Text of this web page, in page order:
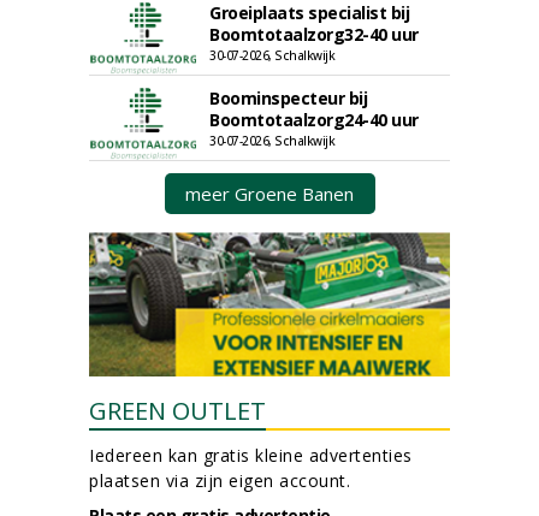
Groeiplaats specialist bij
Boomtotaalzorg32-40 uur
30-07-2026, Schalkwijk
Boominspecteur bij
Boomtotaalzorg24-40 uur
30-07-2026, Schalkwijk
meer Groene Banen
GREEN OUTLET
Iedereen kan gratis kleine advertenties
plaatsen via zijn eigen account.